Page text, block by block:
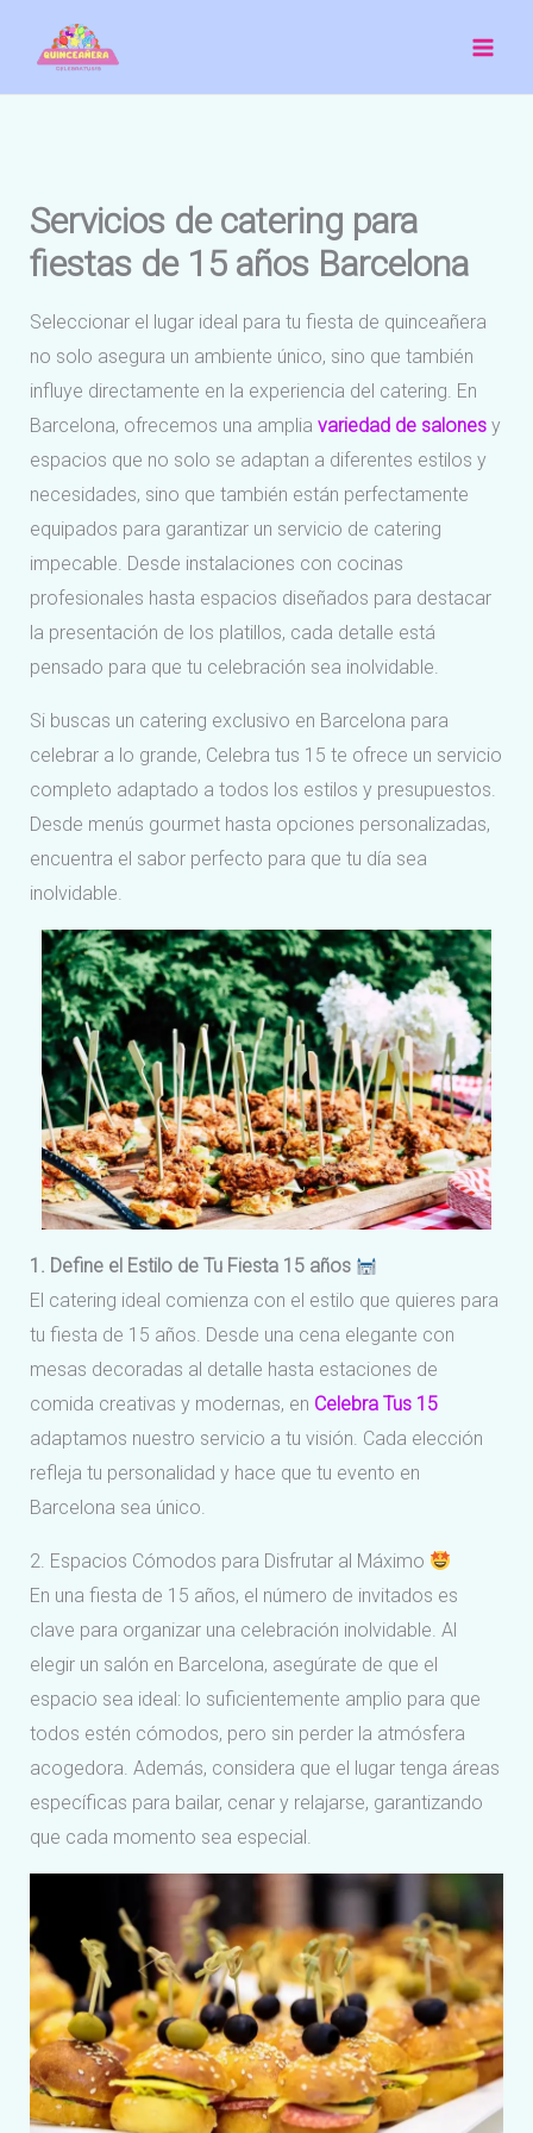
Servicios de catering para
fiestas de 15 años Barcelona
Seleccionar el lugar ideal para tu fiesta de quinceañera
no solo asegura un ambiente único, sino que también
influye directamente en la experiencia del catering. En
Barcelona, ofrecemos una amplia variedad de salonesy
espacios que no solo se adaptan a diferentes estilos y
necesidades, sino que también están perfectamente
equipados para garantizar un servicio de catering
impecable. Desde instalaciones con cocinas
profesionales hasta espacios diseñados para destacar
la presentación de los platillos, cada detalle está
pensado para que tu celebración sea inolvidable.
Si buscas un catering exclusivo en Barcelona para
celebrar a lo grande, Celebra tus 15 te ofrece un servicio
completo adaptado a todos los estilos y presupuestos.
Desde menús gourmet hasta opciones personalizadas,
encuentra el sabor perfecto para que tu día sea
inolvidable.
1. Define el Estilo de Tu Fiesta 15 años
El catering ideal comienza con el estilo que quieres para
tu fiesta de 15 años. Desde una cena elegante con
mesas decoradas al detalle hasta estaciones de
comida creativas y modernas, en Celebra Tus 15
adaptamos nuestro servicio a tu visión. Cada elección
refleja tu personalidad y hace que tu evento en
Barcelona sea único.
2. Espacios Cómodos para Disfrutar al Máximo
En una fiesta de 15 años, el número de invitados es
clave para organizar una celebración inolvidable. Al
elegir un salón en Barcelona, asegúrate de que el
espacio sea ideal: lo suficientemente amplio para que
todos estén cómodos, pero sin perder la atmósfera
acogedora. Además, considera que el lugar tenga áreas
específicas para bailar, cenar y relajarse, garantizando
que cada momento sea especial.